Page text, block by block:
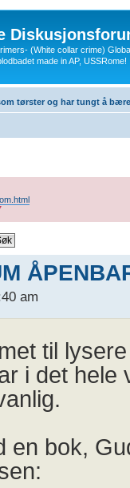
(White collar crime)
made in AP, USSRome!
tørster og har tungt å bære
am
til
i det
en bok,